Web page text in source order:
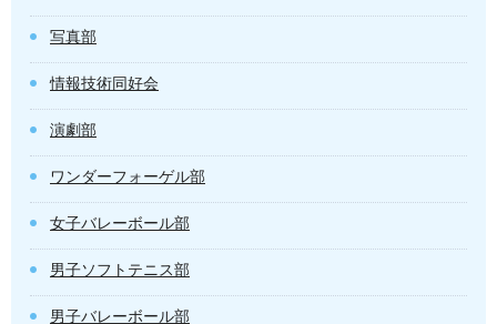
写真部
情報技術同好会
演劇部
ワンダーフォーゲル部
女子バレーボール部
男子ソフトテニス部
男子バレーボール部